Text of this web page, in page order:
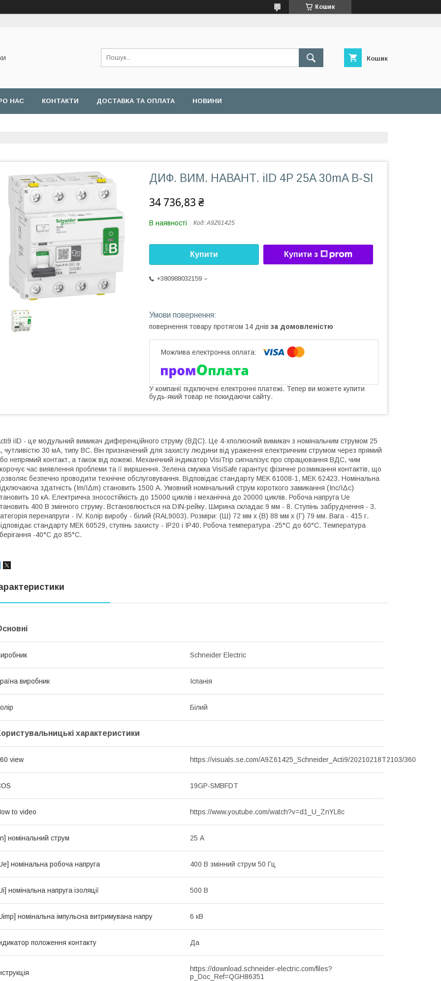
Кошик
Кошик
НАС КОНТАКТИ ДОСТАВКА ТА ОПЛАТА НОВИНИ
ДИФ. ВИМ. НАВАНТ. iID 4P 25A 30mA B-SI
34 736,83 ₴
В наявності Код:A9Z61425
Купити Купити з
+380988032159
повернення товару протягом 14 днів за домовленістю
У компанії підключені електронні платежі. Тепер ви можете купити
будь-який товар не покидаючи сайту.
iID - це модульний вимикач диференційного струму (ВДС). Це 4-хполюсний вимикач з номінальним струмом 25
чутливістю 30 мА, типу BС. Він призначений для захисту людини від ураження електричним струмом через прямий
непрямий контакт, а також від пожежі. Механічний індикатор VisiTrip сигналізує про спрацювання ВДС, чим
час виявлення проблеми та її вирішення. Зелена смужка VisiSafe гарантує фізичне розмикання контактів, що
безпечно проводити технічне обслуговування. Відповідає стандарту МЕК 61008-1, МЕК 62423. Номінальна
здатність (Im/IΔm) становить 1500 А. Умовний номінальний струм короткого замикання (Inc/IΔc)
10 кА. Електрична зносостійкість до 15000 циклів і механічна до 20000 циклів. Робоча напруга Ue
400 В змінного струму. Встановлюється на DIN-рейку. Ширина складає 9 мм - 8. Ступінь забруднення - 3.
перенапруги - IV. Колір виробу - білий (RAL9003). Розміри: (Ш) 72 мм x (В) 88 мм x (Г) 79 мм. Вага - 415 г.
стандарту МЕК 60529, ступінь захисту - IP20 і IP40. Робоча температура -25°C до 60°C. Температура
-40°C до 85°C.
Schneider Electric
виробник Іспанія
Білий
характеристики
view https://visuals.se.com/A9Z61425_Schneider_Acti9/20210218T2103/360
19GP-SMBFDT
to video https://www.youtube.com/watch?v=d1_U_ZnYL8c
номінальний струм 25 А
номінальна робоча напруга 400 В змінний струм 50 Гц
номінальна напруга ізоляції 500 В
номінальна імпульсна витримувана напру 6 кВ
положення контакту Да
https://download.schneider-electric.com/files?
p_Doc_Ref=QGH86351